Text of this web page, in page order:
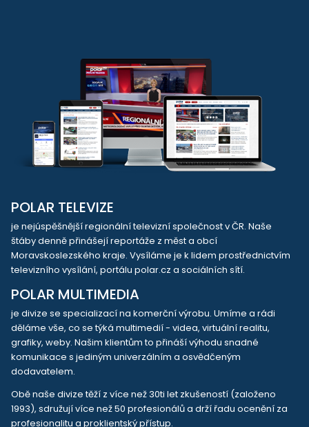
POLAR TELEVIZE
je nejúspěšnější regionální televizní společnost v ČR. Naše
štáby denně přinášejí reportáže z měst a obcí
Moravskoslezského kraje. Vysíláme je k lidem prostřednictvím
televizního vysílání, portálu polar.cz a sociálních sítí.
POLAR MULTIMEDIA
je divize se specializací na komerční výrobu. Umíme a rádi
děláme vše, co se týká multimedií - videa, virtuální realitu,
grafiky, weby. Našim klientům to přináší výhodu snadné
komunikace s jediným univerzálním a osvědčeným
dodavatelem.
Obě naše divize těží z více než 30ti let zkušeností (založeno
1993), sdružují více než 50 profesionálů a drží řadu ocenění za
profesionalitu a proklientský přístup.